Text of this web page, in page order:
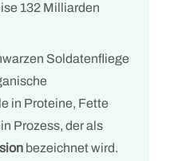
132 Milliarden
Soldatenfliege
in Proteine, Fette
Prozess, der als
bezeichnet wird.